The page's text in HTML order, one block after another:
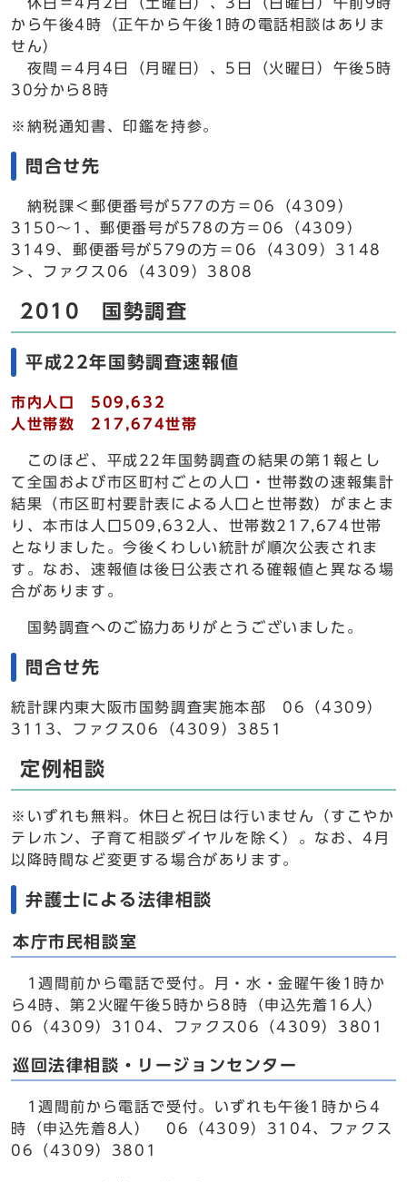
から午後4時（正午から午後1時の電話相談はありま
せん）
夜間＝4月4日（月曜日）、5日（火曜日）午後5時
30分から8時
※納税通知書、印鑑を持参。
問合せ先
納税課＜郵便番号が577の方＝06（4309）
3150～1、郵便番号が578の方＝06（4309）
3149、郵便番号が579の方＝06（4309）3148
＞、ファクス06（4309）3808
2010 国勢調査
平成22年国勢調査速報値
市内人口 509,632
人世帯数 217,674世帯
このほど、平成22年国勢調査の結果の第1報とし
て全国および市区町村ごとの人口・世帯数の速報集計
結果（市区町村要計表による人口と世帯数）がまとま
り、本市は人口509,632人、世帯数217,674世帯
となりました。今後くわしい統計が順次公表されま
す。なお、速報値は後日公表される確報値と異なる場
合があります。
国勢調査へのご協力ありがとうございました。
問合せ先
統計課内東大阪市国勢調査実施本部 06（4309）
3113、ファクス06（4309）3851
定例相談
※いずれも無料。休日と祝日は行いません（すこやか
テレホン、子育て相談ダイヤルを除く）。なお、4月
以降時間など変更する場合があります。
弁護士による法律相談
本庁市民相談室
1週間前から電話で受付。月・水・金曜午後1時か
ら4時、第2火曜午後5時から8時（申込先着16人）
06（4309）3104、ファクス06（4309）3801
巡回法律相談・リージョンセンター
1週間前から電話で受付。いずれも午後1時から4
時（申込先着8人） 06（4309）3104、ファクス
06（4309）3801